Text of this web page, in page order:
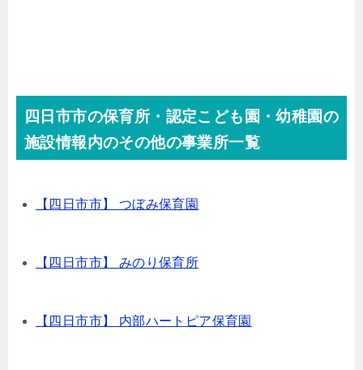
四日市市の保育所・認定こども園・幼稚園の
施設情報内のその他の事業所一覧
【四日市市】 つぼみ保育園
【四日市市】 みのり保育所
【四日市市】 内部ハートピア保育園